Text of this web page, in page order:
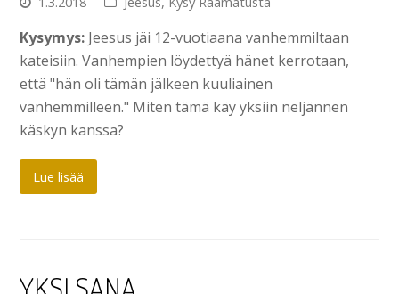
Kysymys: Jeesus jäi 12-vuotiaana vanhemmiltaan
kateisiin. Vanhempien löydettyä hänet kerrotaan,
että "hän oli tämän jälkeen kuuliainen
vanhemmilleen." Miten tämä käy yksiin neljännen
käskyn kanssa?
Lue lisää